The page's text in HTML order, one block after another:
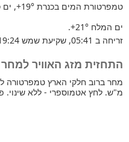
טמפרטורת המים בכנרת +19°, ים
ים המלח +21°
.
זריחה ב 05:41, שקיעת שמש 19:24.
התחזית מזג האוויר למחר —
מ"ש. לחץ אטמוספרי - ללא שינוי.